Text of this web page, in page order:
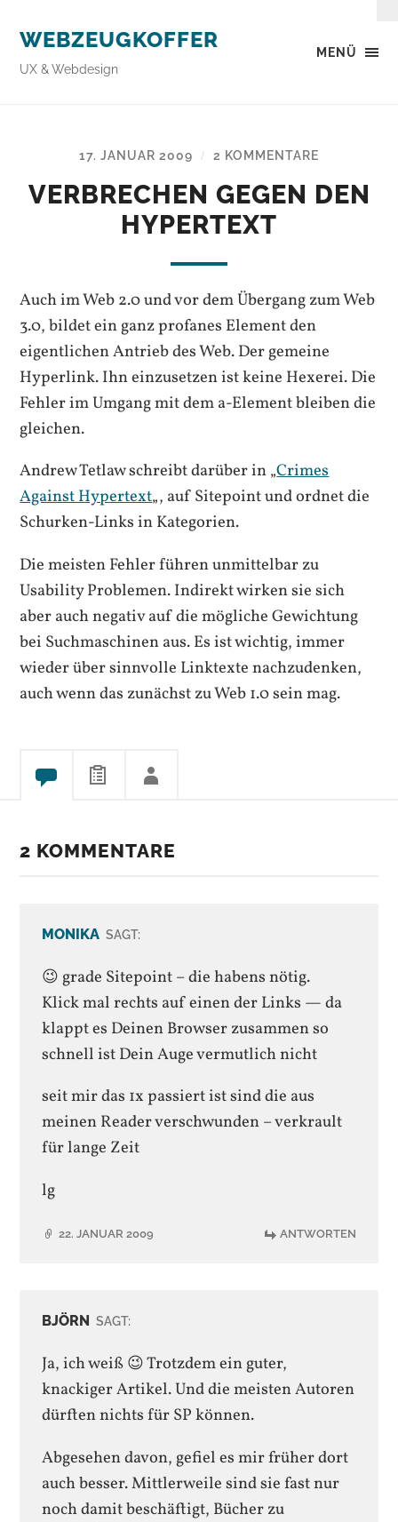
MENÜ
WEBZEUGKOFFER
UX & Webdesign
17. JANUAR 2009 / 2 KOMMENTARE
VERBRECHEN GEGEN DEN
HYPERTEXT
Auch im Web 2.0 und vor dem Übergang zum Web
3.0, bildet ein ganz profanes Element den
eigentlichen Antrieb des Web. Der gemeine
Hyperlink. Ihn einzusetzen ist keine Hexerei. Die
Fehler im Umgang mit dem a-Element bleiben die
gleichen.
Andrew Tetlaw schreibt darüber in „Crimes
Against Hypertext„, auf Sitepoint und ordnet die
Schurken-Links in Kategorien.
Die meisten Fehler führen unmittelbar zu
Usability Problemen. Indirekt wirken sie sich
aber auch negativ auf die mögliche Gewichtung
bei Suchmaschinen aus. Es ist wichtig, immer
wieder über sinnvolle Linktexte nachzudenken,
auch wenn das zunächst zu Web 1.0 sein mag.
2 KOMMENTARE
MONIKA SAGT:
😉 grade Sitepoint – die habens nötig.
Klick mal rechts auf einen der Links — da
klappt es Deinen Browser zusammen so
schnell ist Dein Auge vermutlich nicht
seit mir das 1x passiert ist sind die aus
meinen Reader verschwunden – verkrault
für lange Zeit
lg
22. JANUAR 2009 ANTWORTEN
BJÖRN SAGT:
Ja, ich weiß 😉 Trotzdem ein guter,
knackiger Artikel. Und die meisten Autoren
dürften nichts für SP können.
Abgesehen davon, gefiel es mir früher dort
auch besser. Mittlerweile sind sie fast nur
noch damit beschäftigt, Bücher zu